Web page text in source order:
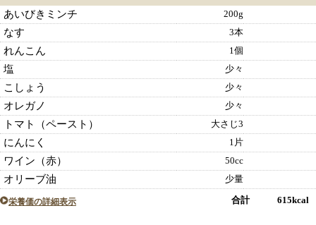
あいびきミンチ 200g
なす 3本
れんこん 1個
塩 少々
こしょう 少々
オレガノ 少々
トマト（ペースト） 大さじ3
にんにく 1片
ワイン（赤） 50cc
オリーブ油 少量
栄養価の詳細表示 合計 615kcal